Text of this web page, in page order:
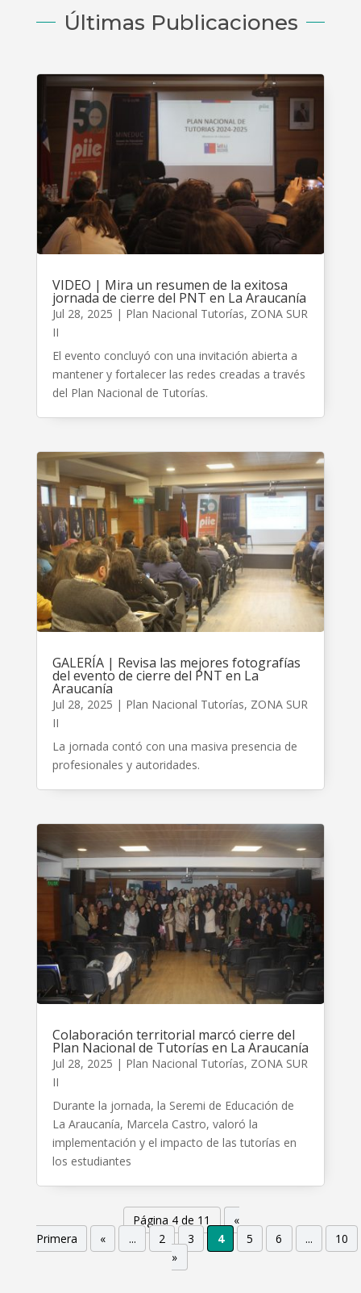
Últimas Publicaciones
VIDEO | Mira un resumen de la exitosa
jornada de cierre del PNT en La Araucanía
Jul 28, 2025 | Plan Nacional Tutorías, ZONA SUR
II
El evento concluyó con una invitación abierta a
mantener y fortalecer las redes creadas a través
del Plan Nacional de Tutorías.
GALERÍA | Revisa las mejores fotografías
del evento de cierre del PNT en La
Araucanía
Jul 28, 2025 | Plan Nacional Tutorías, ZONA SUR
II
La jornada contó con una masiva presencia de
profesionales y autoridades.
Colaboración territorial marcó cierre del
Plan Nacional de Tutorías en La Araucanía
Jul 28, 2025 | Plan Nacional Tutorías, ZONA SUR
II
Durante la jornada, la Seremi de Educación de
La Araucanía, Marcela Castro, valoró la
implementación y el impacto de las tutorías en
los estudiantes
Página 4 de 11
«
Primera
« ... 2 3 4 5 6 ...
10
»